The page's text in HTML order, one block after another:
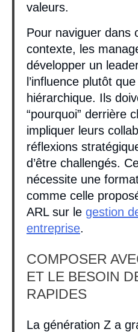
valeurs.
Pour naviguer dans
contexte, les
développer un
l’influence plutôt
hiérarchique. Ils
“pourquoi” derrière
impliquer leurs
réflexions
d’être challengés.
nécessite une
comme celle
ARL sur le gestion
entreprise.
COMPOSER
ET LE BESOIN
RAPIDES
La génération Z a